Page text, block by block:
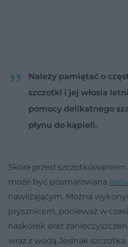
Należy pamiętać o
szczotki i jej włosia
pomocy delikatnego
płynu do kąpieli.
Skóra przed
może być posmarowana
nawilżającym. Można
prysznicem, ponieważ w
naskórek oraz
wraz z wodą.Jednak szczotka